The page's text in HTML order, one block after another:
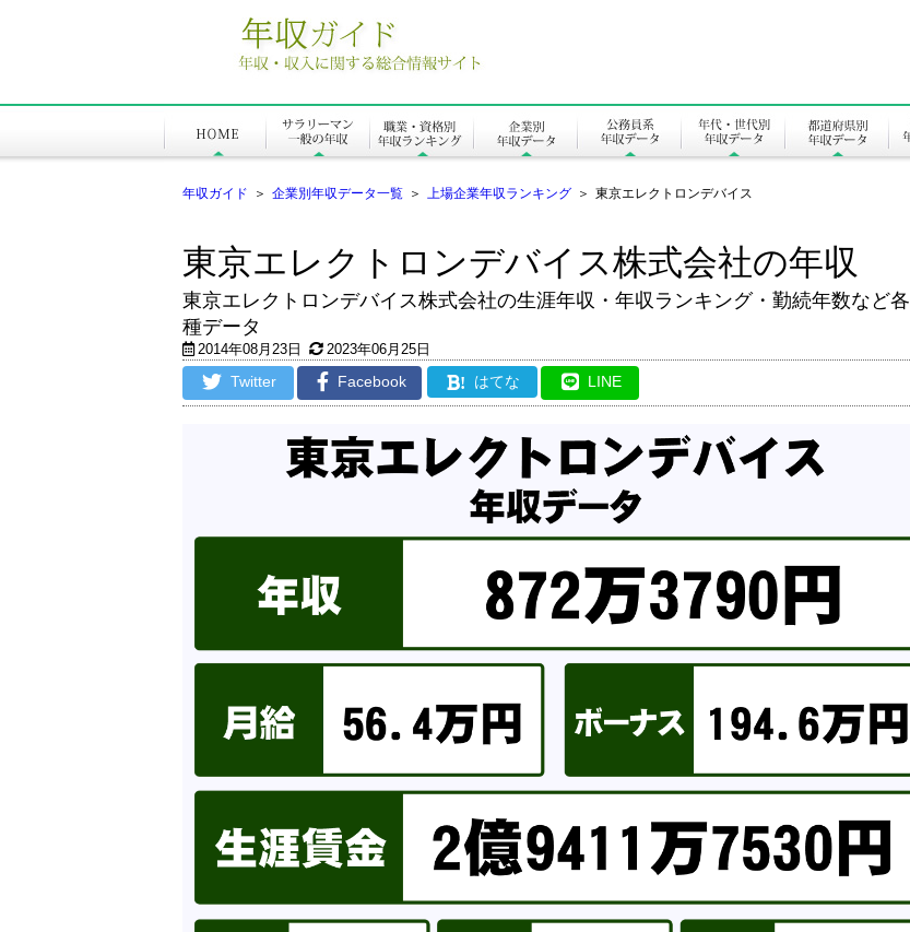
年収ガイド ＞ 企業別年収データ一覧 ＞ 上場企業年収ランキング ＞ 東京エレクトロンデバイス
東京エレクトロンデバイス株式会社の年収
東京エレクトロンデバイス株式会社の生涯年収・年収ランキング・勤続年数など各
種データ
2014年08月23日 2023年06月25日
Twitter Facebook ! はてな LINE